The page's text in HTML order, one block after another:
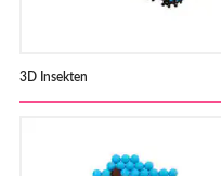
3D Insekten